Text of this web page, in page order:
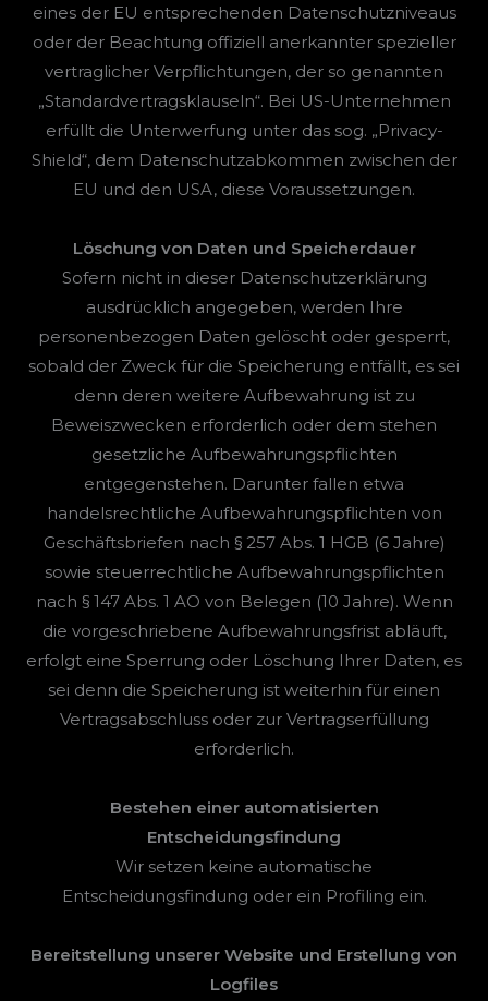
eines der EU entsprechenden Datenschutzniveaus
oder der Beachtung offiziell anerkannter spezieller
vertraglicher Verpflichtungen, der so genannten
„Standardvertragsklauseln“. Bei US-Unternehmen
erfüllt die Unterwerfung unter das sog. „Privacy-
Shield“, dem Datenschutzabkommen zwischen der
EU und den USA, diese Voraussetzungen.
Löschung von Daten und Speicherdauer
Sofern nicht in dieser Datenschutzerklärung
ausdrücklich angegeben, werden Ihre
personenbezogen Daten gelöscht oder gesperrt,
sobald der Zweck für die Speicherung entfällt, es sei
denn deren weitere Aufbewahrung ist zu
Beweiszwecken erforderlich oder dem stehen
gesetzliche Aufbewahrungspflichten
entgegenstehen. Darunter fallen etwa
handelsrechtliche Aufbewahrungspflichten von
Geschäftsbriefen nach § 257 Abs. 1 HGB (6 Jahre)
sowie steuerrechtliche Aufbewahrungspflichten
nach § 147 Abs. 1 AO von Belegen (10 Jahre). Wenn
die vorgeschriebene Aufbewahrungsfrist abläuft,
erfolgt eine Sperrung oder Löschung Ihrer Daten, es
sei denn die Speicherung ist weiterhin für einen
Vertragsabschluss oder zur Vertragserfüllung
erforderlich.
Bestehen einer automatisierten
Entscheidungsfindung
Wir setzen keine automatische
Entscheidungsfindung oder ein Profiling ein.
Bereitstellung unserer Website und Erstellung von
Logfiles